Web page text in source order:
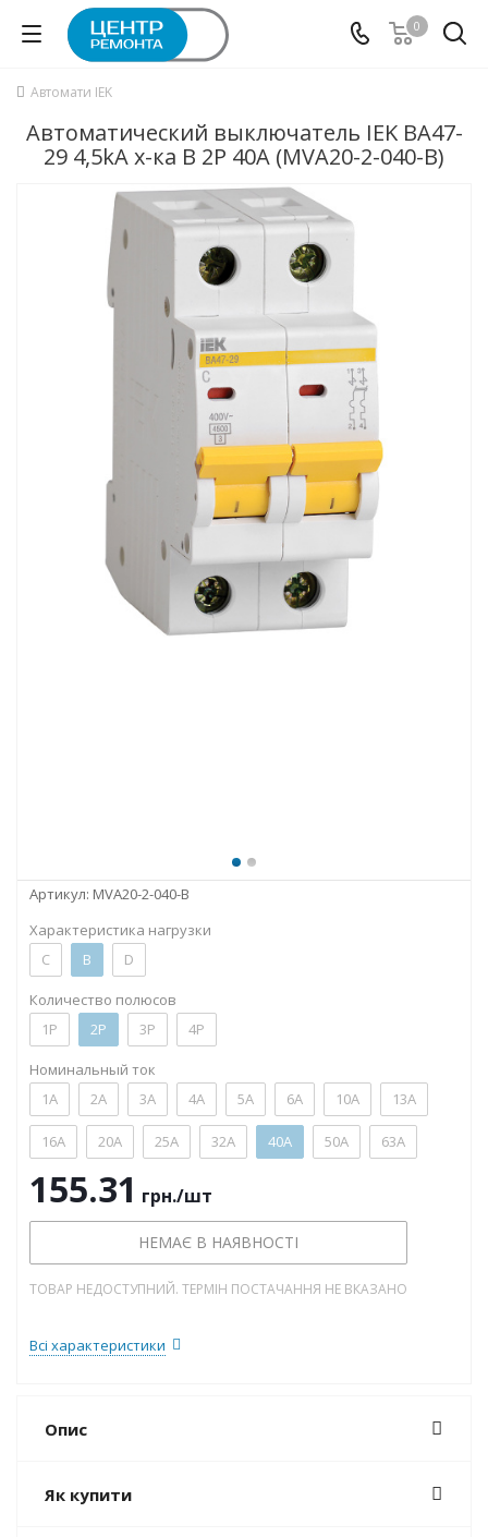
0
Автомати IEK
Автоматический выключатель IEK ВА47-
29 4,5kA х-ка B 2P 40А (MVA20-2-040-B)
Артикул: MVA20-2-040-B
Характеристика нагрузки
C
B D
Количество полюсов
1P
2P 3P 4P
Номинальный ток
1А
2А 3А 4А 5А 6А 10А 13А
16А 20А 25А 32А 40А 50А 63А
155.31 грн./шт
НЕМАЄ В НАЯВНОСТІ
ТОВАР НЕДОСТУПНИЙ. ТЕРМІН ПОСТАЧАННЯ НЕ ВКАЗАНО
Всі характеристики
Опис
Як купити